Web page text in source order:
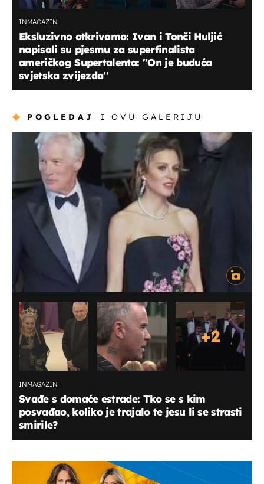
INMAGAZIN
Eksluzivno otkrivamo: Ivan i Tonči Huljić
napisali su pjesmu za superfinalista
američkog Supertalenta: ''On je buduća
svjetska zvijezda''
POGLEDAJ I OVU GALERIJU
+2
INMAGAZIN
Svađe s domaće estrade: Tko se s kim
posvađao, koliko je trajalo te jesu li se strasti
smirile?